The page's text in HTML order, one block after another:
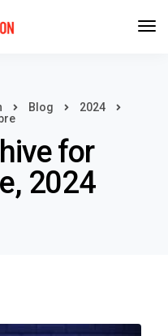
Blog
2024
for
2024